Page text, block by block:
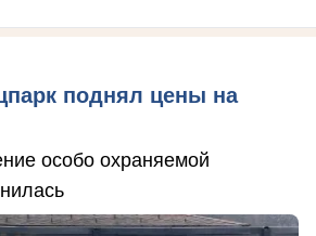
поднял цены на
особо охраняемой